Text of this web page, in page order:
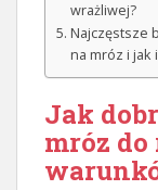
wrażliwej?
Najczęstsze
na mróz i jak
Jak
mróz